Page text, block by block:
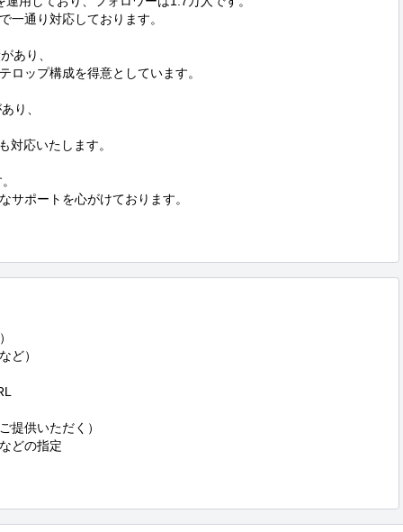
一通り対応しております。
あり、
ロップ構成を得意としています。
り、
対応いたします。
サポートを心がけております。
ど）
提供いただく）
どの指定